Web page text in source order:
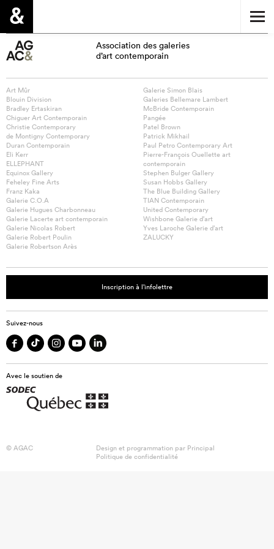
Association des galeries
d’art contemporain
Art Mûr
Blouin Division
Bradley Ertaskiran
Chiguer Art Contemporain
Christie Contemporary
de Montigny Contemporary
Duran Contemporain
Eli Kerr
ELLEPHANT
Equinox Gallery
Feheley Fine Arts
Franz Kaka
Galerie C.O.A
Galerie Hugues Charbonneau
Galerie Lacerte art contemporain
Galerie Nicolas Robert
Galerie Robert Poulin
Galerie Robertson Arès
Galerie Simon Blais
Galeries Bellemare Lambert
McBride Contemporain
Pangée
Patel Brown
Patrick Mikhail
Paul Petro Contemporary Art
Pierre-François Ouellette art
contemporain
Stephen Bulger Gallery
Susan Hobbs Gallery
The Blue Building Gallery
TIAN Contemporain
United Contemporary
Wishbone Galerie d’art
Yves Laroche Galerie d’art
ZALUCKY
Inscription à l’infolettre
Suivez-nous
Avec le soutien de
© AGAC Design et programmation par Principal
Politique de confidentialité